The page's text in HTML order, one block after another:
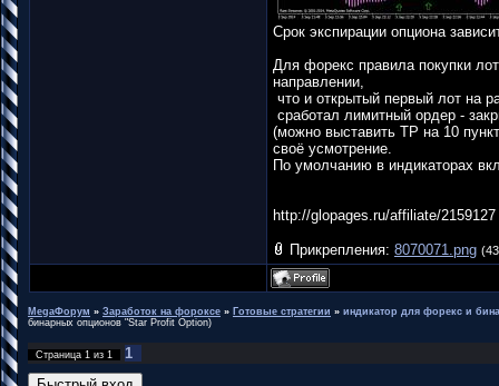
Срок экспирации опциона
Для форекс правила покупки
направлении,
что и открытый первый лот на
сработал лимитный ордер -
(можно выставить TP на 10
своё усмотрение.
По умолчанию в индикаторах
http://glopages.ru/affiliate/2159127
Прикрепления: 8070071.png
MegaФорум » Заработок на фороксе » Готовые стратегии » индикатор для форекс и
бинарных опционов "Star Profit Option)
Страница 1 из 1 1